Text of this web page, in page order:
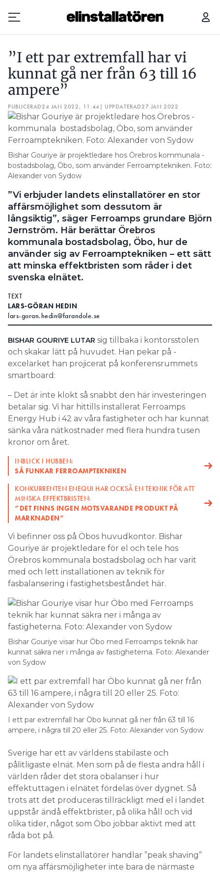
Prenumerera
Hantera prenumeration
Lediga jobb
Annonsera
Läs E-tidningen
Om tidningen
Kontakt
Personuppgifter
Search for:
SEARCH
”I ett par extremfall har vi
kunnat gå ner från 63 till 16
ampere”
PUBLICERAD24 JAN 2022, 11:44| UPPDATERAD27 JAN 2022
Bishar Gouriye är projekt­ledare hos Örebros ­kommunala ­
bostadsbolag, Öbo, som ­använder Ferroamptekniken. Foto:
Alexander von Sydow
”Vi erbjuder landets elinstallatörer en stor
affärsmöjlighet som dessutom är
långsiktig”, säger Ferroamps grundare Björn
Jernström. Här berättar Örebros
kommunala bostadsbolag, Öbo, hur de
använder sig av Ferroamptekniken – ett sätt
att minska effektbristen som råder i det
svenska elnätet.
TEXT
LARS-GÖRAN HEDIN
lars-goran.hedin@farandole.se
BISHAR GOURIYE LUTAR sig tillbaka i kontors­stolen
och skakar lätt på huvudet. Han pekar på ­
excelarket han projicerat på konferens­rummets
smartboard:
– Det är inte klokt så snabbt den här investeringen
betalar sig. Vi har hittills installerat Ferroamps
Energy Hub i 42 av våra fastigheter och har kunnat
sänka våra nätkostnader med flera hundra tusen
kronor om året.
INBLICK I HUBBEN:
SÅ FUNKAR FERROAMPTEKNIKEN
KONKURRENTEN ENEQUI HAR OCKSÅ EN TEKNIK FÖR ATT
MINSKA EFFEKTBRISTEN:
”DET FINNS ­INGEN MOTSVARANDE PRODUKT PÅ
MARKNADEN”
Vi befinner oss på Öbos huvudkontor. Bishar
Gouriye är projektledare för el och tele hos
Örebros kommunala bostadsbolag och har varit
med och lett installationen av teknik för
fasbalansering i fastighetsbeståndet här.
Bishar Gouriye visar hur Öbo med Ferroamps teknik har
kunnat säkra ner i många av fastigheterna. Foto: Alexander
von Sydow
I ett par extremfall har Öbo kunnat gå ner från 63 till 16
ampere, i några till 20 eller 25. Foto: Alexander von Sydow
Sverige har ett av världens stabilaste och
pålitligaste elnät. Men som på de flesta andra håll i
världen råder det stora obalanser i hur
effektuttagen i elnätet fördelas över dygnet. Så
trots att det produceras tillräckligt med el i landet
uppstår ändå effektbrister, på olika håll och vid
olika tider, något som Öbo jobbar aktivt med att
råda bot på.
För landets elinstallatörer handlar ”peak shaving”
om nya affärsmöjligheter inte bara de närmaste